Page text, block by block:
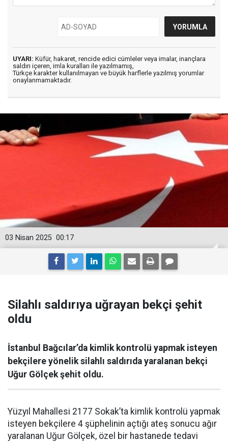
UYARI: Küfür, hakaret, rencide edici cümleler veya imalar, inançlara
saldırı içeren, imla kuralları ile yazılmamış,
Türkçe karakter kullanılmayan ve büyük harflerle yazılmış yorumlar
onaylanmamaktadır.
00:17
03 Nisan 2025
Silahlı saldırıya uğrayan bekçi şehit
oldu
İstanbul Bağcılar’da kimlik kontrolü yapmak isteyen
bekçilere yönelik silahlı saldırıda yaralanan bekçi
Uğur Gölçek şehit oldu.
Yüzyıl Mahallesi 2177 Sokak’ta kimlik kontrolü yapmak
isteyen bekçilere 4 şüphelinin açtığı ateş sonucu ağır
yaralanan Uğur Gölçek, özel bir hastanede tedavi